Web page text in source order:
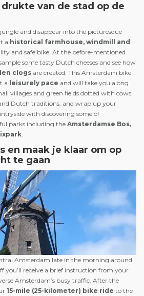
van de stad op de
and disappear into the picturesque
a historical farmhouse, windmill and
and safe bike. At the before-mentioned
some tasty Dutch cheeses and see how
clogs are created. This Amsterdam bike
a leisurely pace and will take you along
villages and green fields dotted with cows.
Dutch traditions, and wrap up your
with discovering some of
parks including the Amsterdamse Bos,
.
en maak je klaar om op
te gaan
Amsterdam late in the morning around
you’ll receive a brief instruction from your
Amsterdam’s busy traffic. After the
15-mile (25-kilometer) bike ride to the